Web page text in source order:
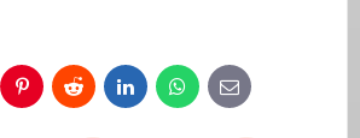
PinterestReddit LinkedIn WhatsAppE-
mail